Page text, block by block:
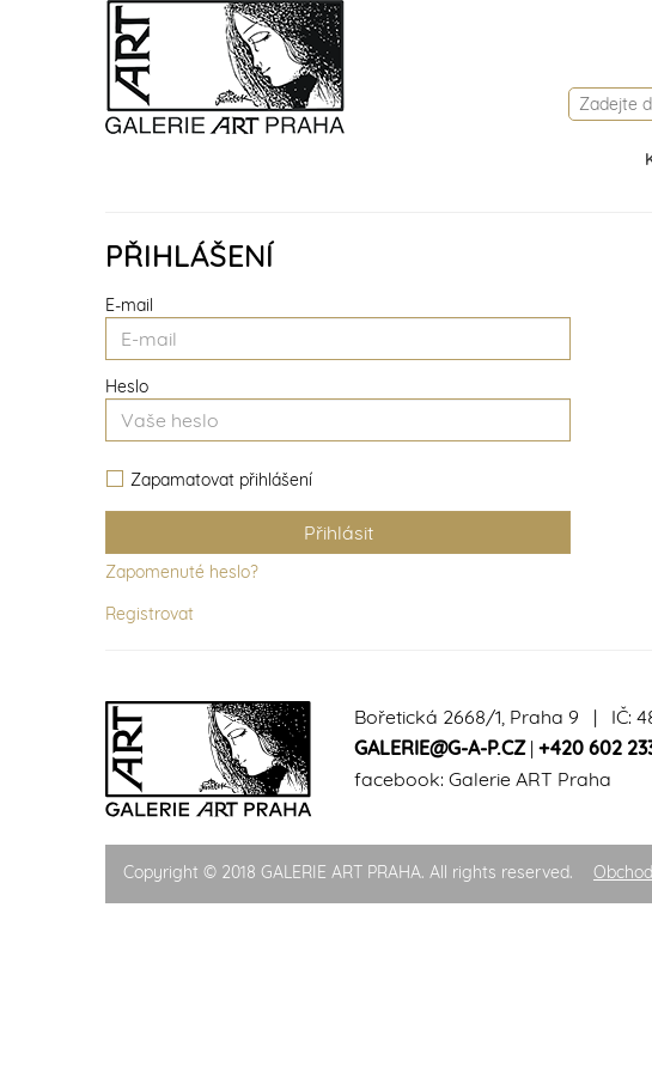
PŘIHLÁŠENÍ
E-mail
Heslo
Zapamatovat přihlášení
Zapomenuté heslo?
Registrovat
Bořetická 2668/1, Praha 9 | IČ:
GALERIE@G-A-P.CZ| +420 602
facebook: Galerie ART Praha
Copyright © 2018 GALERIE ART PRAHA. All rights reserved.